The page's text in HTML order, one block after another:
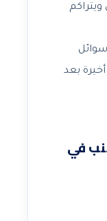
ويتراكم
بعد
في